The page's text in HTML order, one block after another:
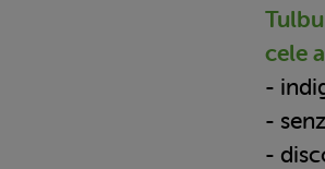
cele
-
-
-